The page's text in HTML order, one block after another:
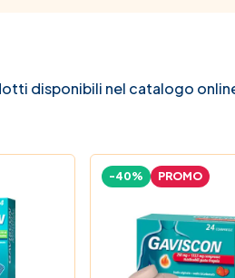
disponibili nel catalogo
-40% PROMO